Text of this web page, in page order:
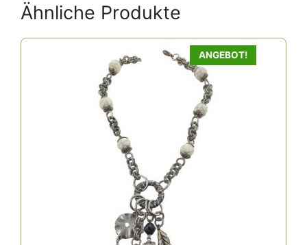
Ähnliche Produkte
ANGEBOT!